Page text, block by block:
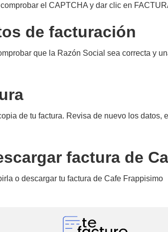
el CAPTCHA y dar clic en
de facturación
que la Razón Social sea correcta y
de tu factura. Revisa de nuevo los datos,
factura de
o descargar tu factura de Cafe Frappisimo